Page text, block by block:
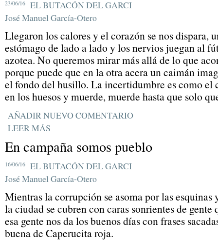
23/06/16
EL BUTACÓN DEL GARCI
José Manuel García-Otero
Llegaron los calores y el corazón se nos dispara,
estómago de lado a lado y los nervios juegan al
azotea. No queremos mirar más allá de lo que
porque puede que en la otra acera un caimán
el fondo del husillo. La incertidumbre es como el
en los huesos y muerde, muerde hasta que solo
AÑADIR NUEVO COMENTARIO
LEER MÁS
En campaña somos pueblo
16/06/16
EL BUTACÓN DEL GARCI
José Manuel García-Otero
Mientras la corrupción se asoma por las esquinas
la ciudad se cubren con caras sonrientes de gente
esa gente nos da los buenos días con frases
buena de Caperucita roja.